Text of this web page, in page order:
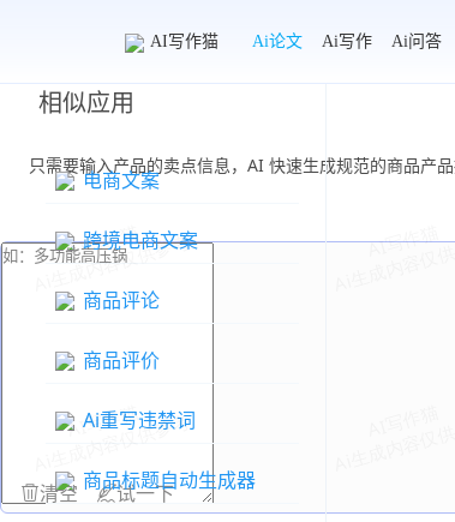
AI写作猫 Ai论文 Ai写作 Ai问答
只需要输入产品的卖点信息，AI 快速生成规范的商品产
清空 试一下
相似应用
电商文案
跨境电商文案
商品评论
商品评价
Ai重写违禁词
商品标题自动生成器